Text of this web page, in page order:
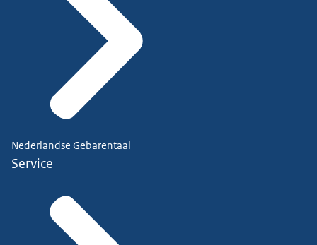
Nederlandse Gebarentaal
Service